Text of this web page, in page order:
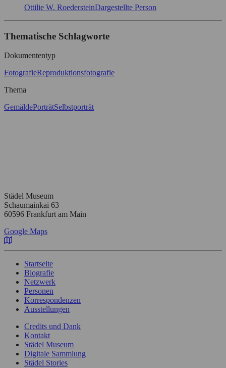
Ottilie W. RoedersteinDargestellte Person
Thematische Schlagworte
Dokumententyp
FotografieReproduktionsfotografie
Thema
GemäldePorträtSelbstporträt
Städel Museum
Schaumainkai 63
60596 Frankfurt am Main
Google Maps
Startseite
Biografie
Netzwerk
Personen
Korrespondenzen
Ausstellungen
Credits und Dank
Kontakt
Städel Museum
Digitale Sammlung
Städel Stories